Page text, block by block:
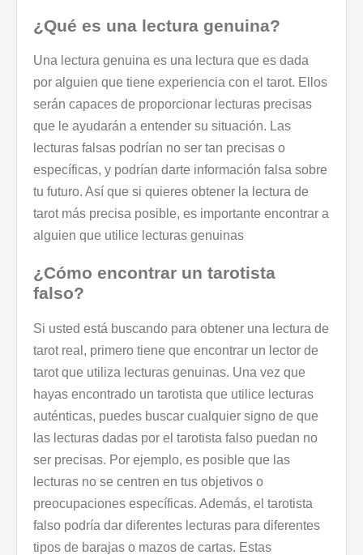
¿Qué es una lectura genuina?
Una lectura genuina es una lectura que es dada
por alguien que tiene experiencia con el tarot. Ellos
serán capaces de proporcionar lecturas precisas
que le ayudarán a entender su situación. Las
lecturas falsas podrían no ser tan precisas o
específicas, y podrían darte información falsa sobre
tu futuro. Así que si quieres obtener la lectura de
tarot más precisa posible, es importante encontrar a
alguien que utilice lecturas genuinas
¿Cómo encontrar un tarotista
falso?
Si usted está buscando para obtener una lectura de
tarot real, primero tiene que encontrar un lector de
tarot que utiliza lecturas genuinas. Una vez que
hayas encontrado un tarotista que utilice lecturas
auténticas, puedes buscar cualquier signo de que
las lecturas dadas por el tarotista falso puedan no
ser precisas. Por ejemplo, es posible que las
lecturas no se centren en tus objetivos o
preocupaciones específicas. Además, el tarotista
falso podría dar diferentes lecturas para diferentes
tipos de barajas o mazos de cartas. Estas